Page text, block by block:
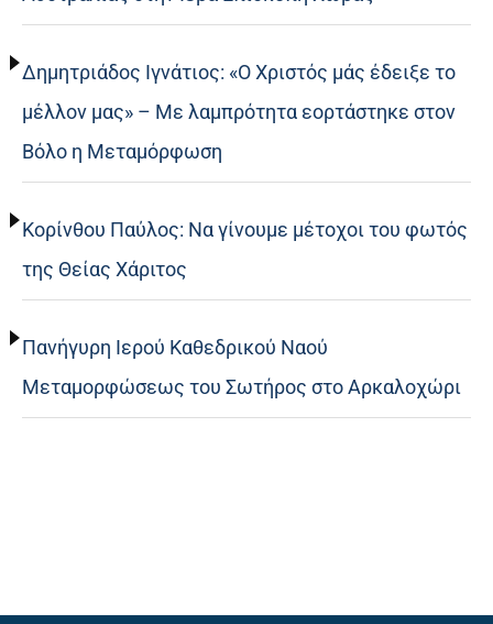
Δημητριάδος Ιγνάτιος: «Ο Χριστός μάς έδειξε το
μέλλον μας» – Με λαμπρότητα εορτάστηκε στον
Βόλο η Μεταμόρφωση
Κορίνθου Παύλος: Να γίνουμε μέτοχοι του φωτός
της Θείας Χάριτος
Πανήγυρη Ιερού Καθεδρικού Ναού
Μεταμορφώσεως του Σωτήρος στο Αρκαλοχώρι